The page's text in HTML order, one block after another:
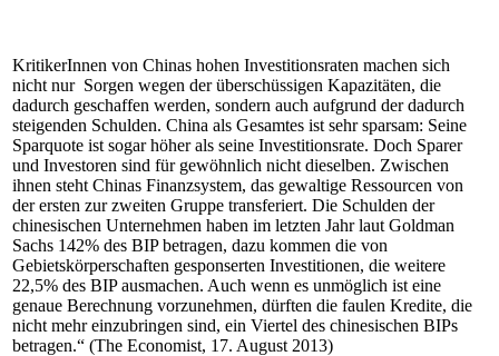
KritikerInnen von Chinas hohen Investitionsraten machen sich
nicht nur Sorgen wegen der überschüssigen Kapazitäten, die
dadurch geschaffen werden, sondern auch aufgrund der dadurch
steigenden Schulden. China als Gesamtes ist sehr sparsam: Seine
Sparquote ist sogar höher als seine Investitionsrate. Doch Sparer
und Investoren sind für gewöhnlich nicht dieselben. Zwischen
ihnen steht Chinas Finanzsystem, das gewaltige Ressourcen von
der ersten zur zweiten Gruppe transferiert. Die Schulden der
chinesischen Unternehmen haben im letzten Jahr laut Goldman
Sachs 142% des BIP betragen, dazu kommen die von
Gebietskörperschaften gesponserten Investitionen, die weitere
22,5% des BIP ausmachen. Auch wenn es unmöglich ist eine
genaue Berechnung vorzunehmen, dürften die faulen Kredite, die
nicht mehr einzubringen sind, ein Viertel des chinesischen BIPs
betragen.“ (The Economist, 17. August 2013)